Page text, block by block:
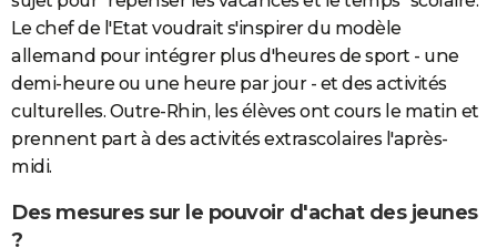
Le chef de l'Etat voudrait s'inspirer du modèle
allemand pour intégrer plus d'heures de sport - une
demi-heure ou une heure par jour - et des activités
culturelles. Outre-Rhin, les élèves ont cours le matin et
prennent part à des activités extrascolaires l'après-
midi.
Des mesures sur le pouvoir d'achat des jeunes
?